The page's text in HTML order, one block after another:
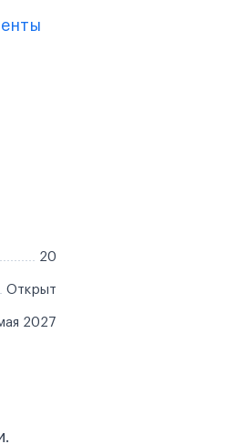
20
Открыт
2027